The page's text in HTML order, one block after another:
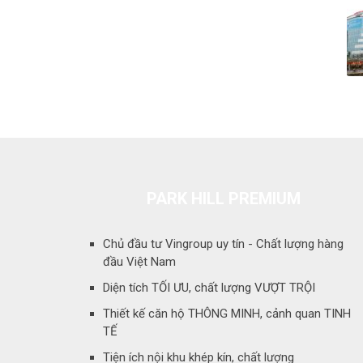
Chủ đầu tư Vingroup uy tín - Chất lượng hàng
đầu Việt Nam
Diện tích TỐI ƯU, chất lượng VƯỢT TRỘI
Thiết kế căn hộ THÔNG MINH, cảnh quan TINH
TẾ
Tiện ích nội khu khép kín, chất lượng